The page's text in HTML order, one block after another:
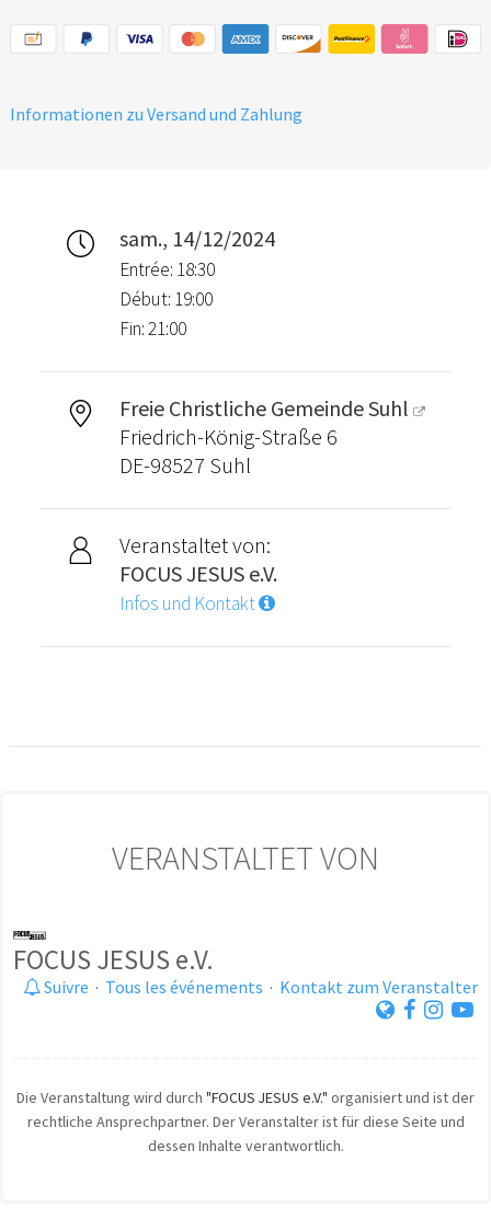
Informationen zu Versand und Zahlung
sam., 14/12/2024
Entrée: 18:30
Début: 19:00
Fin: 21:00
Freie Christliche Gemeinde Suhl
Friedrich-König-Straße 6
DE-98527 Suhl
Veranstaltet von:
FOCUS JESUS e.V.
Infos und Kontakt
VERANSTALTET VON
FOCUS JESUS e.V.
Suivre · Tous les événements · Kontakt zum Veranstalter
Die Veranstaltung wird durch "FOCUS JESUS e.V." organisiert und ist der
rechtliche Ansprechpartner. Der Veranstalter ist für diese Seite und
dessen Inhalte verantwortlich.